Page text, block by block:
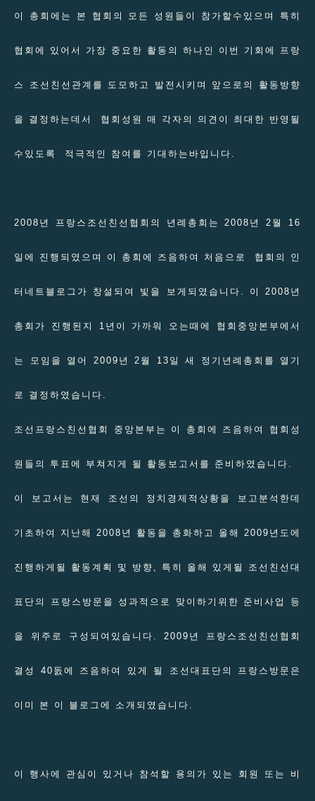
이 총회에는 본 협회의 모든 성원들이 참가할수있으며 특히
협회에 있어서 가장 중요한 활동의 하나인 이번 기회에 프랑
스 조선친선관계를 도모하고 발전시키며 앞으로의 활동방향
을 결정하는데서 협회성원 매 각자의 의견이 최대한 반영될
수있도록 적극적인 참여를 기대하는바입니다.
2008년 프랑스조선친선협회의 년례총회는 2008년 2월 16
일에 진행되였으며 이 총회에 즈음하여 처음으로 협회의 인
터네트블로그가 창설되여 빛을 보게되였습니다. 이 2008년
총회가 진행된지 1년이 가까워 오는때에 협회중앙본부에서
는 모임을 열어 2009년 2월 13일 새 정기년례총회를 열기
로 결정하였습니다.
조선프랑스친선협회 중앙본부는 이 총회에 즈음하여 협회성
원들의 투표에 부쳐지게 될 활동보고서를 준비하였습니다.
이 보고서는 현재 조선의 정치경제적상황을 보고분석한데
기초하여 지난해 2008년 활동을 총화하고 올해 2009년도에
진행하게될 활동계획 및 방향, 특히 올해 있게될 조선친선대
표단의 프랑스방문을 성과적으로 맞이하기위한 준비사업 등
을 위주로 구성되여있습니다. 2009년 프랑스조선친선협회
결성 40돐에 즈음하여 있게 될 조선대표단의 프랑스방문은
이미 본 이 블로그에 소개되였습니다.
이 행사에 관심이 있거나 참석할 용의가 있는 회원 또는 비